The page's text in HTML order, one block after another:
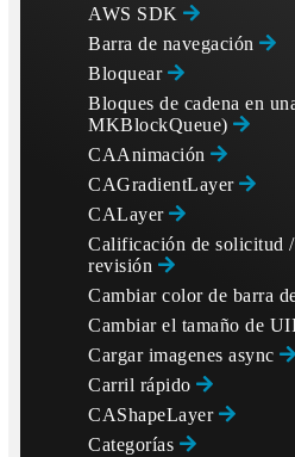
Hence sending only the
AWS SDK
Barra de navegación
Bloquear
Bloques de cadena en
MKBlockQueue)
CAAnimación
CAGradientLayer
CALayer
Calificación de solicitud
revisión
Cambiar color de barra
Cambiar el tamaño de
Cargar imagenes async
Carril rápido
CAShapeLayer
Categorías